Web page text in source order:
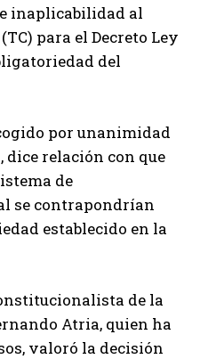
inaplicabilidad al
para el Decreto Ley
del
por unanimidad
dice relación con que
de
se contrapondrían
establecido en la
de la
Atria, quien ha
valoró la decisión